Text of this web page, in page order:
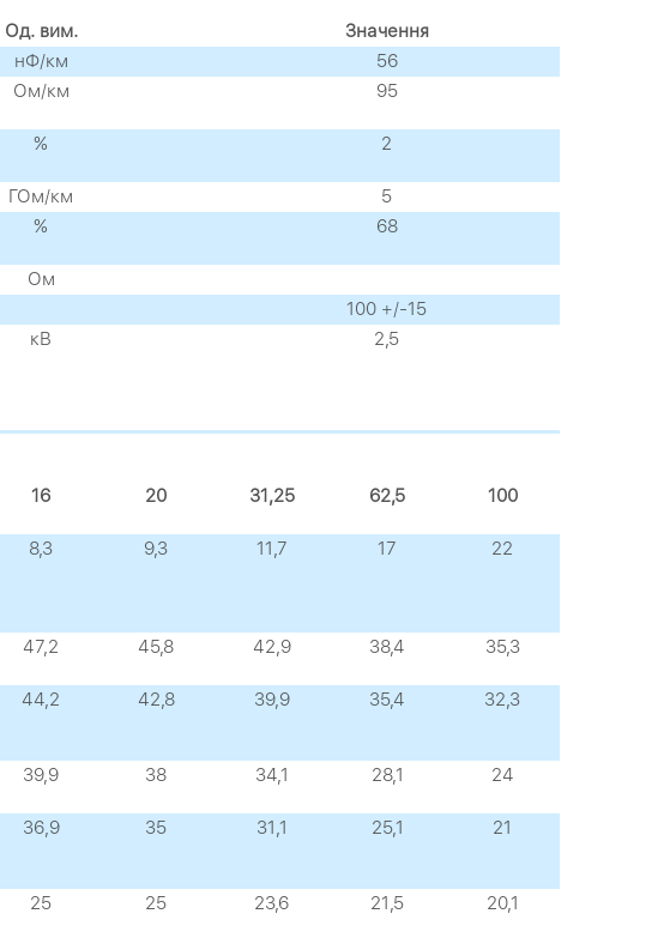
Од. вим.
Значення
нФ/км
56
Ом/км 95
% 2
ГОм/км
5
% 68
Ом
100 +/-15
кВ 2,5
16 20 31,25 62,5 100
8,3 9,3 11,7 17 22
47,2 45,8 42,9 38,4 35,3
44,2 42,8 39,9 35,4 32,3
39,9 38 34,1 28,1 24
36,9 35 31,1 25,1 21
25 25 23,6 21,5 20,1